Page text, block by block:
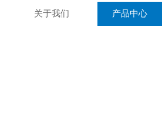
关于我们 产品中心